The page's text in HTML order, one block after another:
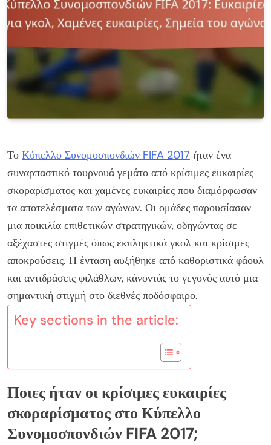
Το Κύπελλο Συνομοσπονδιών FIFA 2017 ήταν ένα
συναρπαστικό τουρνουά γεμάτο από κρίσιμες ευκαιρίες
σκοραρίσματος και χαμένες ευκαιρίες που διαμόρφωσαν
τα αποτελέσματα των αγώνων. Οι ομάδες παρουσίασαν
μια ποικιλία επιθετικών στρατηγικών, οδηγώντας σε
αξέχαστες στιγμές όπως εκπληκτικά γκολ και κρίσιμες
αποκρούσεις. Η ένταση αυξήθηκε από καθοριστικά φάουλ
και αντιδράσεις φιλάθλων, κάνοντάς το γεγονός αυτό μια
σημαντική στιγμή στο διεθνές ποδόσφαιρο.
Key sections in the article:
Ποιες ήταν οι κρίσιμες ευκαιρίες
σκοραρίσματος στο Κύπελλο
Συνομοσπονδιών FIFA 2017;